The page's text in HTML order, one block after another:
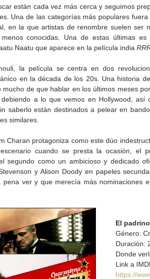
están cada vez más cerca y seguimos
Una de las categorías más populares
en la que artistas de renombre suelen ser
conocidas. Una de estas últimas
Naatu que aparece en la película india
la película se centra en dos
en la década de los 20s. Una historia
mucho de que hablar en los últimos meses
a lo que vemos en Hollywood, así
saberlo están destinados a pelear en
similares.
Charan protagoniza como este dúo
cuando se presta la ocasión, el
segundo como un ambicioso y dedicado
y Alison Doody en papeles
pena ver y que merecía más nominaciones
El
Género:
Duración:
Donde
Link a
https://
prepara la edición
de la Feria de Arte
'Sinergia'
Presenta
tantas'